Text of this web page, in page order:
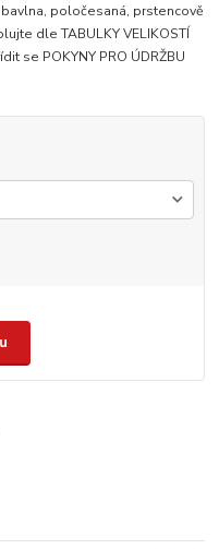
poločesaná, prstencově
dle TABULKY VELIKOSTÍ
se POKYNY PRO ÚDRŽBU